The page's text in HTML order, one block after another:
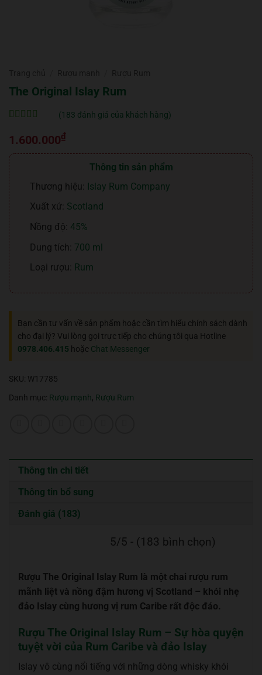
The Original Islay Rum
trênđánh
giá
(183 đánh giá của khách hàng)
1.600.000₫
Thông tin sản phẩm
Thương hiệu: Islay Rum Company
Xuất xứ: Scotland
Nồng độ: 45%
Dung tích: 700 ml
Loại rượu:
Rum
Bạn cần tư vấn về sản phẩm hoặc cần tìm hiểu chính sách dành
cho đại lý? Vui lòng gọi trực tiếp cho chúng tôi qua Hotline
0978.406.415 hoặc Chat Messenger
SKU: W17785
Danh mục: Rượu mạnh, Rượu Rum
Thông tin chi tiết
Thông tin bổ sung
Đánh giá (183)
5/5 - (183 bình chọn)
Rượu The Original Islay Rum là một chai rượu rum
mãnh liệt và nồng đậm hương vị Scotland – khói nhẹ
đảo Islay cùng hương vị rum Caribe rất độc đáo.
Rượu The Original Islay Rum – Sự hòa quyện
tuyệt vời của Rum Caribe và đảo Islay
Islay vô cùng nổi tiếng với những dòng whisky khói